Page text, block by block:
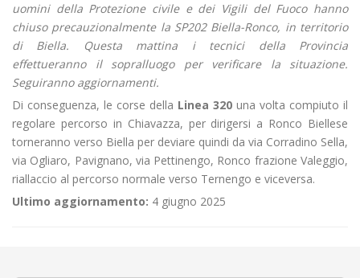
uomini della Protezione civile e dei Vigili del Fuoco hanno
chiuso precauzionalmente la SP202 Biella-Ronco, in territorio
di Biella. Questa mattina i tecnici della Provincia
effettueranno il sopralluogo per verificare la situazione.
Seguiranno aggiornamenti.
Di conseguenza, le corse della Linea 320 una volta compiuto il
regolare percorso in Chiavazza, per dirigersi a Ronco Biellese
torneranno verso Biella per deviare quindi da via Corradino Sella,
via Ogliaro, Pavignano, via Pettinengo, Ronco frazione Valeggio,
riallaccio al percorso normale verso Ternengo e viceversa.
Ultimo aggiornamento: 4 giugno 2025